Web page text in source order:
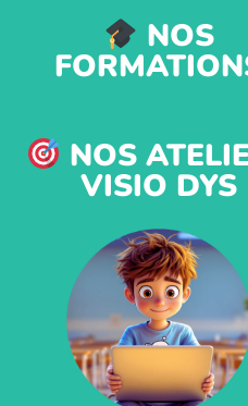
NOS
NOS
VISIO DYS